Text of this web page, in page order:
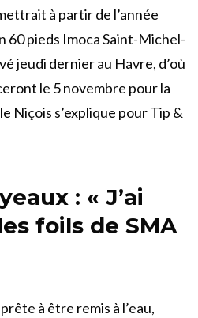
à partir de l’année
60 pieds Imoca Saint-Michel-
jeudi dernier au Havre, d’où
le 5 novembre pour la
Niçois s’explique pour Tip &
: « J’ai
foils de SMA
à être remis à l’eau,